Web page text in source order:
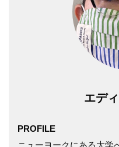
エデ
PROFILE
ニューヨークにある大学